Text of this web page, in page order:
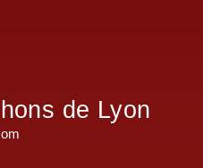
de Lyon